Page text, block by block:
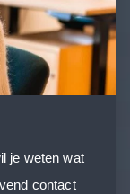
je weten wat
contact